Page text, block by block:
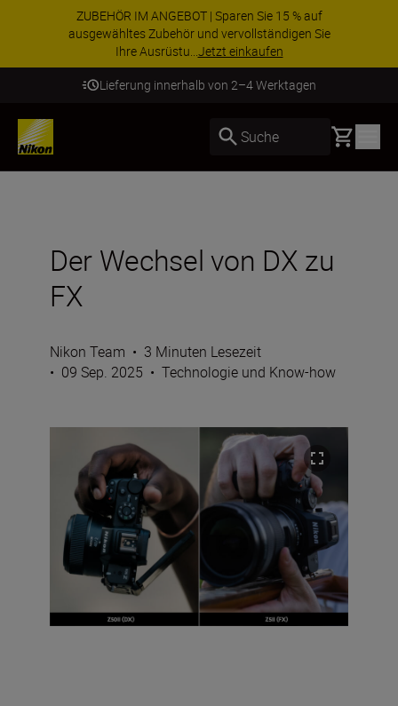
ZUBEHÖR IM ANGEBOT | Sparen Sie 15 % auf
ausgewähltes Zubehör und vervollständigen Sie
Ihre Ausrüstu...Jetzt einkaufen
Lieferung innerhalb von 2–4 Werktagen
Suche Basket
Der Wechsel von DX zu
FX
Nikon Team • 3 Minuten Lesezeit
• 09 Sep. 2025 • Technologie und Know-how